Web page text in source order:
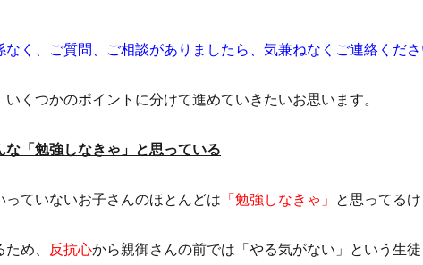
なく、ご質問、ご相談がありましたら、気兼ねなくご連絡くださ
いくつかのポイントに分けて進めていきたいお思います。
「勉強しなきゃ」と思っている
っていないお子さんのほとんどは 「勉強しなきゃ」 と思ってるけ
め、 反抗心から親御さんの前では「やる気がない」という生